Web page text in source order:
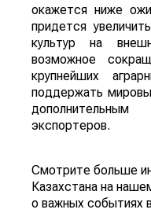
окажется ниже
придется
культур на
возможное
крупнейших
поддержать
экспортеров.
Смотрите больше
Казахстана на
о важных событиях в